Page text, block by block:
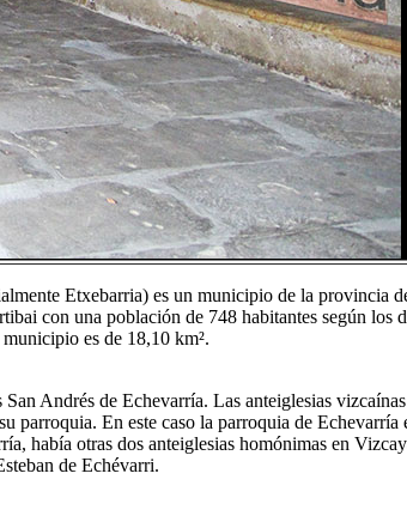
Etxebarria) es un municipio de la provincia
con una población de 748 habitantes según los
es de 18,10 km².
Andrés de Echevarría. Las anteiglesias
parroquia. En este caso la parroquia de Echevarría
había otras dos anteiglesias homónimas en
de Echévarri.